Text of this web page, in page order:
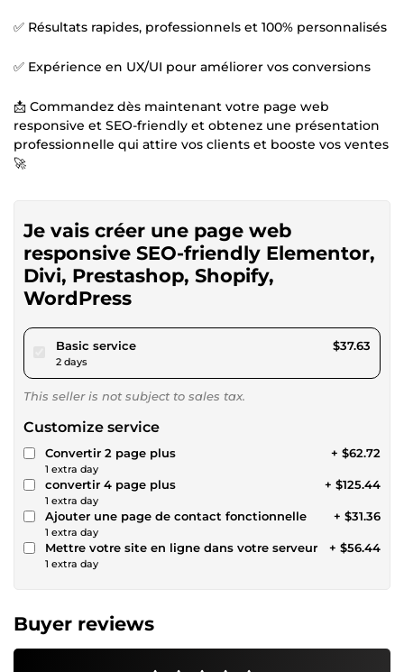
✅ Résultats rapides, professionnels et 100% personnalisés
✅ Expérience en UX/UI pour améliorer vos conversions
📩 Commandez dès maintenant votre page web
responsive et SEO-friendly et obtenez une présentation
professionnelle qui attire vos clients et booste vos ventes
🚀
Je vais créer une page web
responsive SEO-friendly Elementor,
Divi, Prestashop, Shopify,
WordPress
Basic servicepour $34.68
2 days
$37.63
This seller is not subject to sales tax.
Customize service
Convertir 2 page plus
1 extra day
+ $62.72
convertir 4 page plus
1 extra day
+ $125.44
Ajouter une page de contact fonctionnelle
1 extra day
+ $31.36
Mettre votre site en ligne dans votre serveur
1 extra day
+ $56.44
Buyer reviews